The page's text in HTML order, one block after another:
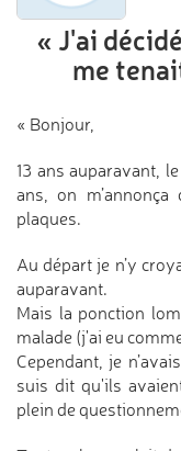
« J'ai
me
« Bonjour,
13 ans auparavant,
ans, on
plaques.
Au départ je n’y
auparavant.
Mais la ponction
malade (j'ai eu
Cependant, je
suis dit qu'ils
plein de